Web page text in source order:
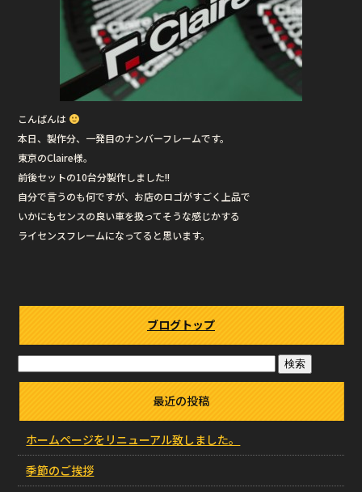
こんばんは
本日、製作分、一発目のナンバーフレームです。
東京のClaire様。
前後セットの10台分製作しました!!
自分で言うのも何ですが、お店のロゴがすごく上品で
いかにもセンスの良い車を扱ってそうな感じかする
ライセンスフレームになってると思います。
ブログトップ
最近の投稿
ホームページをリニューアル致しました。
季節のご挨拶